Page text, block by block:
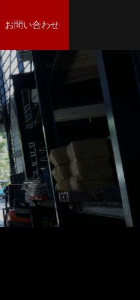
お問い合わせ